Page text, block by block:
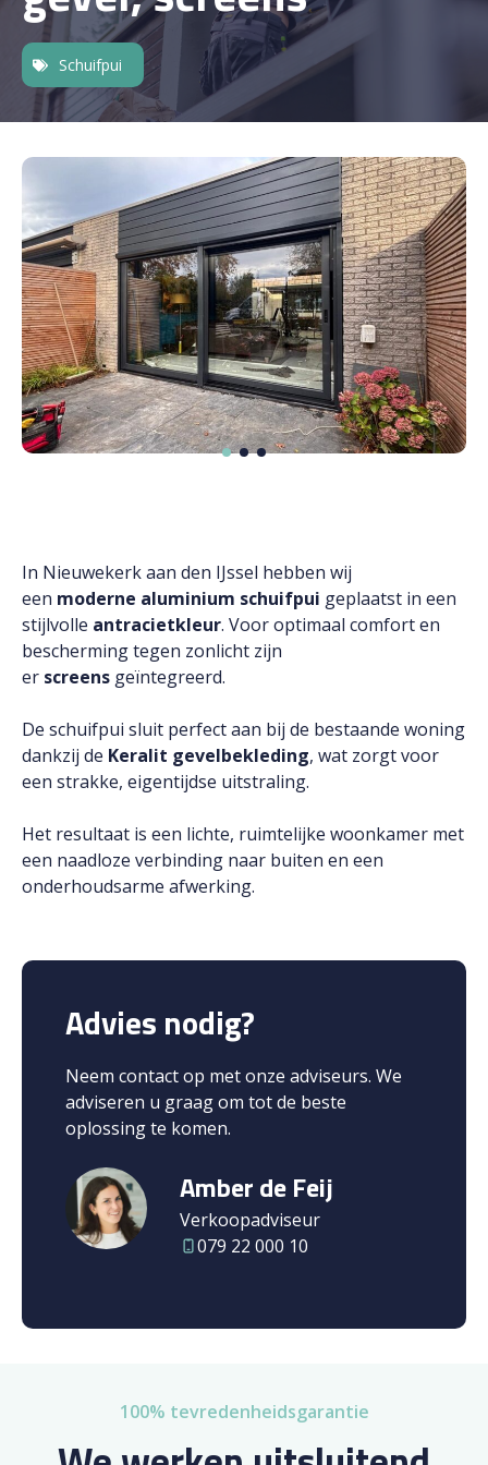
Schuifpui
In Nieuwekerk aan den IJssel hebben wij
een moderne aluminium schuifpui geplaatst in een
stijlvolle antracietkleur. Voor optimaal comfort en
bescherming tegen zonlicht zijn
er screens geïntegreerd.
De schuifpui sluit perfect aan bij de bestaande woning
dankzij de Keralit gevelbekleding, wat zorgt voor
een strakke, eigentijdse uitstraling.
Het resultaat is een lichte, ruimtelijke woonkamer met
een naadloze verbinding naar buiten en een
onderhoudsarme afwerking.
Advies nodig?
Neem contact op met onze adviseurs. We
adviseren u graag om tot de beste
oplossing te komen.
Amber de Feij
Verkoopadviseur
079 22 000 10
100% tevredenheidsgarantie